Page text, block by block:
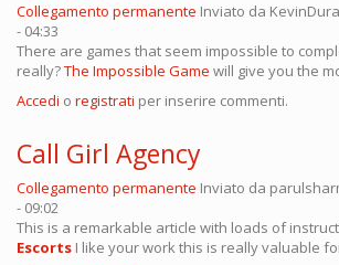
Collegamento permanente Inviato da
- 04:33
There are games that seem impossible to
really?The Impossible Game will give you the
Accedi o registrati per inserire commenti.
Call Girl Agency
Collegamento permanente Inviato da
- 09:02
This is a remarkable article with loads of
Escorts I like your work this is really valuable